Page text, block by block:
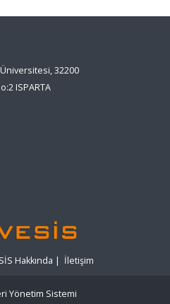
32200
ISPARTA
Hakkında | İletişim
Yönetim Sistemi